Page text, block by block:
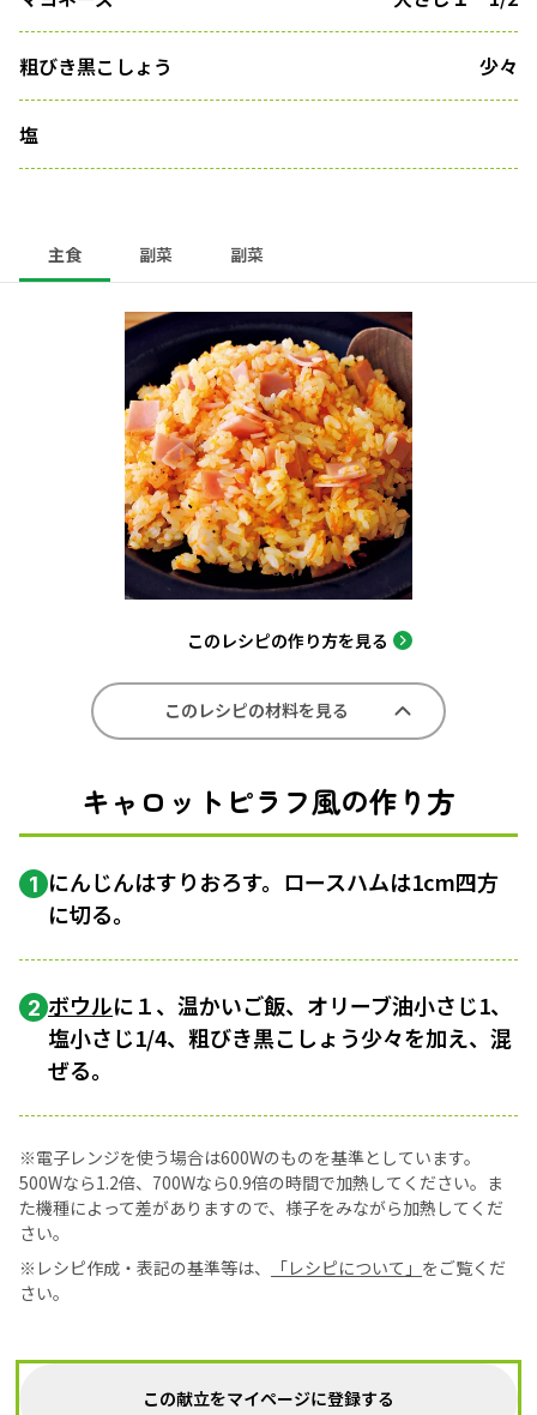
粗びき黒こしょう 少々
塩
主食 副菜 副菜
このレシピの作り方を見る
このレシピの材料を見る
キャロットピラフ風の作り方
1 にんじんはすりおろす。ロースハムは1cm四方
に切る。
2 ボウルに１、温かいご飯、オリーブ油小さじ1、
塩小さじ1/4、粗びき黒こしょう少々を加え、混
ぜる。
※電子レンジを使う場合は600Wのものを基準としています。
500Wなら1.2倍、700Wなら0.9倍の時間で加熱してください。ま
た機種によって差がありますので、様子をみながら加熱してくだ
さい。
※レシピ作成・表記の基準等は、
「レシピについて」 をご覧くだ
さい。
この献立をマイページに登録する